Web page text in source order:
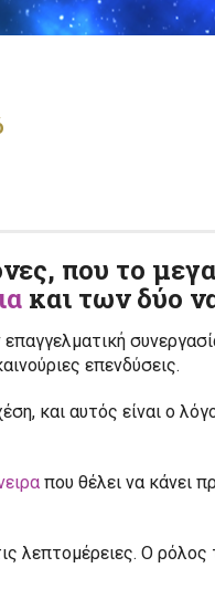
που το
και των δύο
επενδύσεις.
και αυτός είναι ο
που θέλει να κάνει
λεπτομέρειες. Ο